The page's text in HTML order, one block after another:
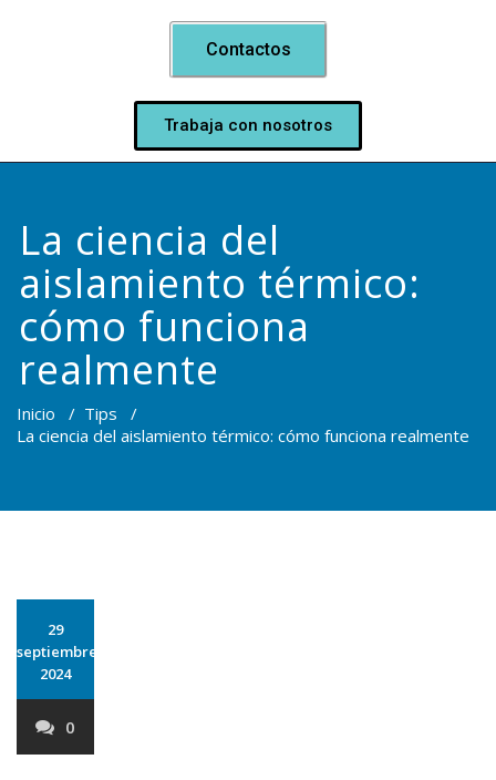
Contactos
Trabaja con nosotros
La ciencia del
aislamiento térmico:
cómo funciona
realmente
Inicio / Tips /
La ciencia del aislamiento térmico: cómo funciona realmente
29
septiembre
2024
0